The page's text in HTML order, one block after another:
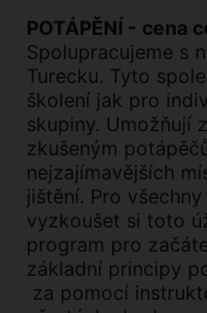
POTÁPĚNÍ - cena
Spolupracujeme s
Turecku. Tyto
školení jak pro
skupiny. Umožňují
zkušeným
nejzajímavějších
jištění. Pro
vyzkoušet si toto
program pro
základní principy
za pomocí